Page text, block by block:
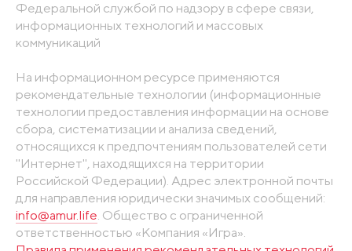
Федеральной службой по надзору в сфере связи,
информационных технологий и массовых
коммуникаций
На информационном ресурсе применяются
рекомендательные технологии (информационные
технологии предоставления информации на основе
сбора, систематизации и анализа сведений,
относящихся к предпочтениям пользователей сети
"Интернет", находящихся на территории
Российской Федерации). Адрес электронной почты
для направления юридически значимых сообщений:
info@amur.life. Общество с ограниченной
ответственностью «Компания «Игра».